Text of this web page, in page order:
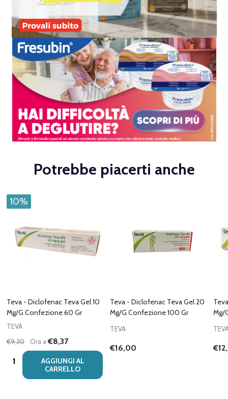
Potrebbe piacerti anche
10%
Teva - Diclofenac Teva Gel 10
Mg/G Confezione 60 Gr
TEVA
€9,30
Ora a€8,37
Quantità:
AGGIUNGI AL
CARRELLO
Teva - Diclofenac Teva Gel 20
Mg/G Confezione 100 Gr
TEVA
€16,00
Mg/